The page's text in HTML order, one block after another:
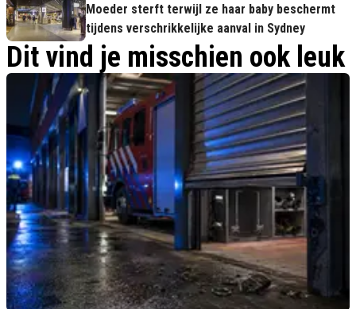
Moeder sterft terwijl ze haar baby beschermt
tijdens verschrikkelijke aanval in Sydney
Dit vind je misschien ook leuk